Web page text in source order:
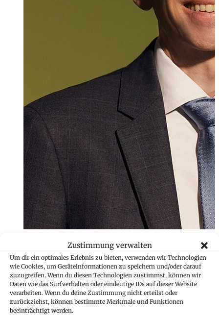
Zustimmung verwalten
Um dir ein optimales Erlebnis zu bieten, verwenden wir Technologien
wie Cookies, um Geräteinformationen zu speichern und/oder darauf
zuzugreifen. Wenn du diesen Technologien zustimmst, können wir
Daten wie das Surfverhalten oder eindeutige IDs auf dieser Website
verarbeiten. Wenn du deine Zustimmung nicht erteilst oder
zurückziehst, können bestimmte Merkmale und Funktionen
beeinträchtigt werden.